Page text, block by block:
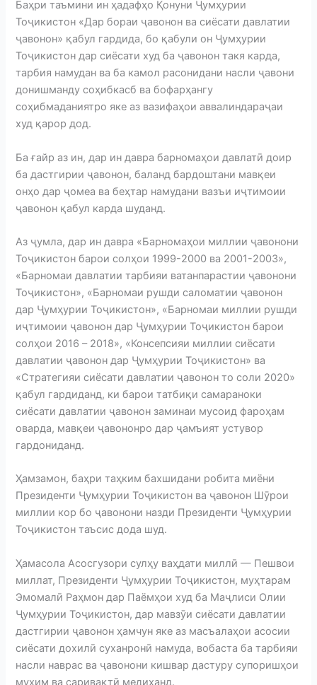
Баҳри таъмини ин ҳадафҳо Қонуни Ҷумҳурии
Тоҷикистон «Дар бораи ҷавонон ва сиёсати давлатии
ҷавонон» қабул гардида, бо қабули он Ҷумҳурии
Тоҷикистон дар сиёсати худ ба ҷавонон такя карда,
тарбия намудан ва ба камол расонидани насли ҷавони
донишманду соҳибкасб ва бофарҳангу
соҳибмаданиятро яке аз вазифаҳои аввалиндараҷаи
худ қарор дод.
Ба ғайр аз ин, дар ин давра барномаҳои давлатӣ доир
ба дастгирии ҷавонон, баланд бардоштани мавқеи
онҳо дар ҷомеа ва беҳтар намудани вазъи иҷтимоии
ҷавонон қабул карда шуданд.
Аз ҷумла, дар ин давра «Барномаҳои миллии ҷавонони
Тоҷикистон барои солҳои 1999-2000 ва 2001-2003»,
«Барномаи давлатии тарбияи ватанпарастии ҷавонони
Тоҷикистон», «Барномаи рушди саломатии ҷавонон
дар Ҷумҳурии Тоҷикистон», «Барномаи миллии рушди
иҷтимоии ҷавонон дар Ҷумҳурии Тоҷикистон барои
солҳои 2016 – 2018», «Консепсияи миллии сиёсати
давлатии ҷавонон дар Ҷумҳурии Тоҷикистон» ва
«Стратегияи сиёсати давлатии ҷавонон то соли 2020»
қабул гардиданд, ки барои татбиқи самараноки
сиёсати давлатии ҷавонон заминаи мусоид фароҳам
оварда, мавқеи ҷавононро дар ҷамъият устувор
гардониданд.
Ҳамзамон, баҳри таҳким бахшидани робита миёни
Президенти Ҷумҳурии Тоҷикистон ва ҷавонон Шӯрои
миллии кор бо ҷавонони назди Президенти Ҷумҳурии
Тоҷикистон таъсис дода шуд.
Ҳамасола Асосгузори сулҳу ваҳдати миллӣ — Пешвои
миллат, Президенти Ҷумҳурии Тоҷикистон, муҳтарам
Эмомалӣ Раҳмон дар Паёмҳои худ ба Маҷлиси Олии
Ҷумҳурии Тоҷикистон, дар мавзӯи сиёсати давлатии
дастгирии ҷавонон ҳамчун яке аз масъалаҳои асосии
сиёсати дохилӣ суханронӣ намуда, вобаста ба тарбияи
насли наврас ва ҷавонони кишвар дастуру супоришҳои
муҳим ва саривақтӣ медиҳанд.